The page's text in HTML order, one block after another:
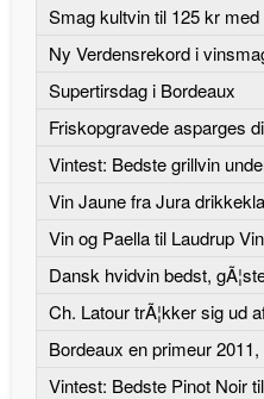
Smag kultvin til 125 kr
Ny Verdensrekord i
Supertirsdag i Bordeaux
Friskopgravede asparges
Vintest: Bedste grillvin
Vin Jaune fra Jura
Vin og Paella til Laudrup
Dansk hvidvin bedst,
Ch. Latour trÃ¦kker sig ud
Bordeaux en primeur
Vintest: Bedste Pinot Noir